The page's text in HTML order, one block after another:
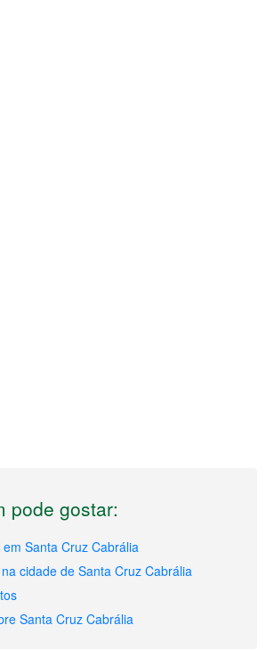
pode gostar:
Santa Cruz Cabrália
cidade de Santa Cruz Cabrália
Santa Cruz Cabrália